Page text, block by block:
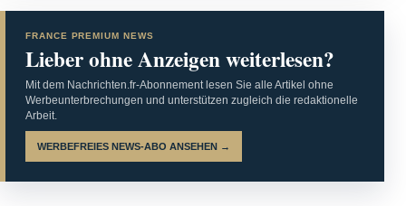
FRANCE PREMIUM NEWS
Lieber ohne Anzeigen weiterlesen?
Mit dem Nachrichten.fr-Abonnement lesen Sie alle Artikel ohne
Werbeunterbrechungen und unterstützen zugleich die redaktionelle
Arbeit.
WERBEFREIES NEWS-ABO ANSEHEN →